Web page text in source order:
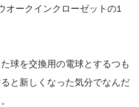
オークインクローゼットの1
球を交換用の電球とするつも
と新しくなった気分でなんだ